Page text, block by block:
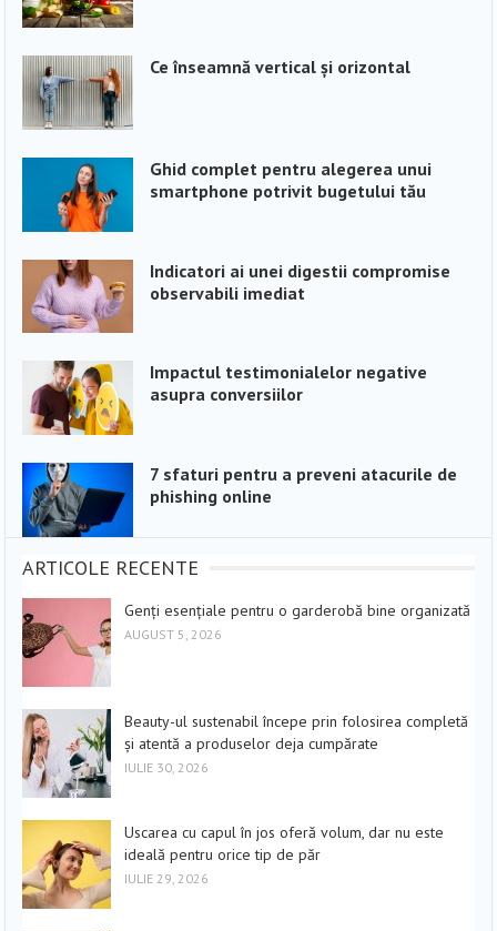
Ce înseamnă vertical și orizontal
Ghid complet pentru alegerea unui
smartphone potrivit bugetului tău
Indicatori ai unei digestii compromise
observabili imediat
Impactul testimonialelor negative
asupra conversiilor
7 sfaturi pentru a preveni atacurile de
phishing online
ARTICOLE RECENTE
Genți esențiale pentru o garderobă bine organizată
AUGUST 5, 2026
Beauty-ul sustenabil începe prin folosirea completă
și atentă a produselor deja cumpărate
IULIE 30, 2026
Uscarea cu capul în jos oferă volum, dar nu este
ideală pentru orice tip de păr
IULIE 29, 2026